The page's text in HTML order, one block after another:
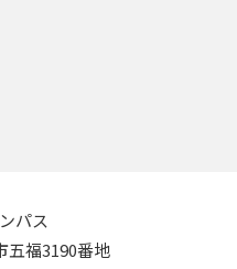
パス
五福3190番地